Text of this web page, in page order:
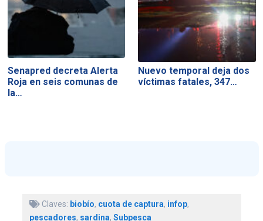
Senapred decreta Alerta
Roja en seis comunas de
la…
Nuevo temporal deja dos
víctimas fatales, 347…
Claves: biobío, cuota de captura, infop,
pescadores, sardina, Subpesca